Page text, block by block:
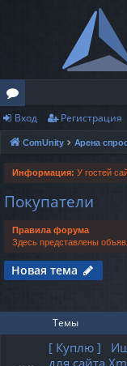
о
ру
м
ы
Вход Регистрация
ComUnity
Информация: У гостей
Покупатели
Правила форума
Здесь представлены
Новая тема
Темы
[ Куплю ]